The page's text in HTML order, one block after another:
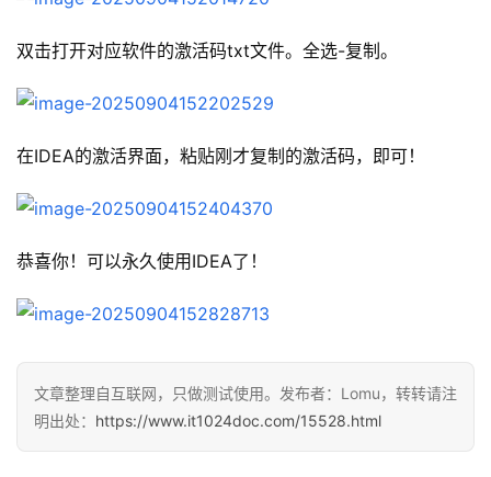
双击打开对应软件的激活码txt文件。全选-复制。
在IDEA的激活界面，粘贴刚才复制的激活码，即可！
恭喜你！可以永久使用IDEA了！
文章整理自互联网，只做测试使用。发布者：Lomu，转转请注
明出处： https://www.it1024doc.com/15528.html